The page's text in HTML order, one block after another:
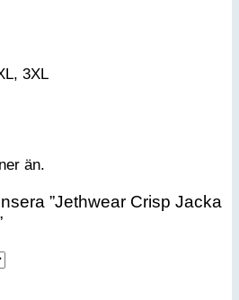
3XL
än.
”Jethwear Crisp Jacka